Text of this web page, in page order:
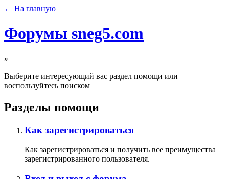
← На главную
Форумы sneg5.com
»
Выберите интересующий вас раздел помощи или
воспользуйтесь поиском
Разделы помощи
Как зарегистрироваться
Как зарегистрироваться и получить все преимущества
зарегистрированного пользователя.